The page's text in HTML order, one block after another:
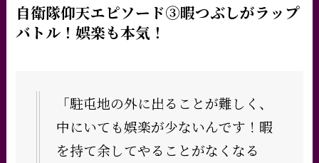
自衛隊仰天エピソード③暇つぶしがラップ
バトル！娯楽も本気！
「駐屯地の外に出ることが難しく、
中にいても娯楽が少ないんです！暇
を持て余してやることがなくなる